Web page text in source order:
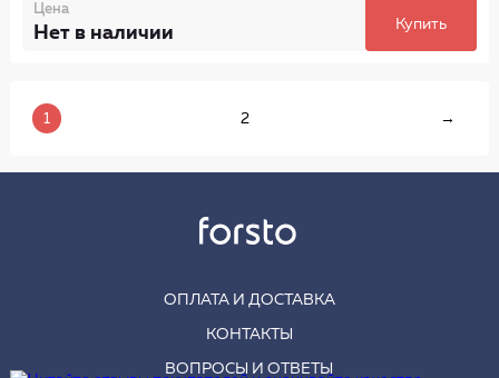
Цена
Нет в наличии Купить
1 2 →
ОПЛАТА И ДОСТАВКА
КОНТАКТЫ
ВОПРОСЫ И ОТВЕТЫ